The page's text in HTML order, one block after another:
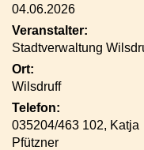
04.06.2026
Veranstalter:
Stadtverwaltung
Ort:
Wilsdruff
Telefon:
035204/463 102, Katja
Pfützner